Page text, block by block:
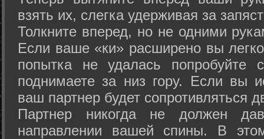
взять их, слегка удерживая за
Толкните вперед, но не одними
Если ваше «ки» расширено вы
попытка не удалась попробуйте
поднимаете за низ гору. Если вы
ваш партнер будет сопротивляться
Партнер никогда не должен
направлении вашей спины. В